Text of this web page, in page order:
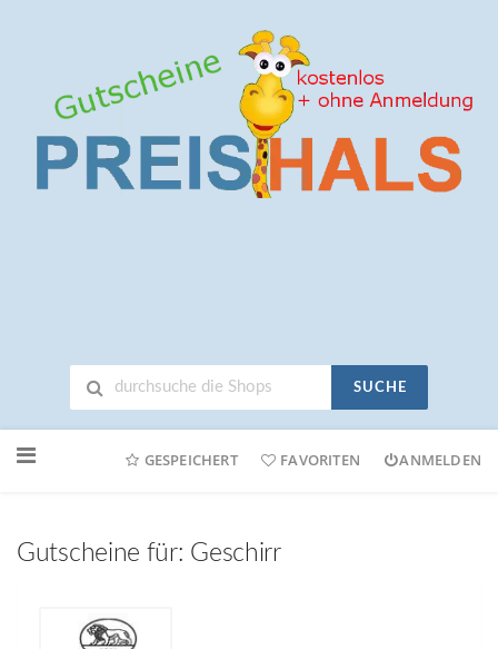
SUCHE
Online-
GESPEICHERT FAVORITEN ANMELDEN
Gutscheine für: Geschirr